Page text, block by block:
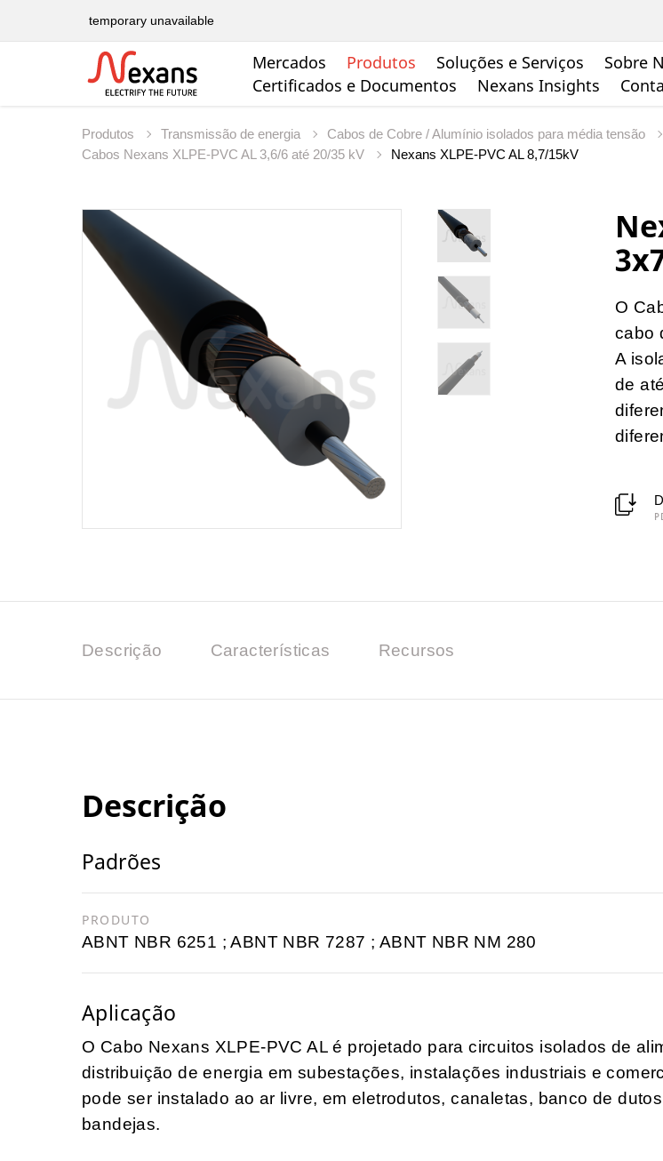
temporary unavailable
Mercados Produtos Soluções e Serviços Sobre
Certificados e Documentos
Nexans Insights
Produtos Transmissão de energia
Cabos de Cobre / Alumínio isolados para média tensão
Cabos Nexans XLPE-PVC AL 3,6/6 até 20/35 kV
Nexans XLPE-PVC AL 8,7/15kV
O
cabo
A
de
Descrição Características Recursos
Descrição
Padrões
PRODUTO
ABNT NBR 6251 ; ABNT NBR 7287 ; ABNT NBR NM 280
Aplicação
O Cabo Nexans XLPE-PVC AL é projetado para circuitos isolados de
distribuição de energia em subestações, instalações industriais e
pode ser instalado ao ar livre, em eletrodutos, canaletas, banco de
bandejas.